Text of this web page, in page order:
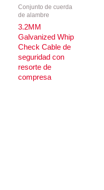
Conjunto de cuerda
de alambre
3.2MM
Galvanized Whip
Check Cable de
seguridad con
resorte de
compresa